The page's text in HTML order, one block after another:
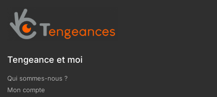
Tengeance et moi
Qui sommes-nous ?
Mon compte